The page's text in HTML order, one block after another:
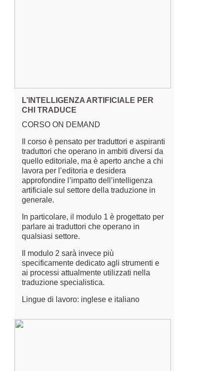
L’INTELLIGENZA ARTIFICIALE PER
CHI TRADUCE
CORSO ON DEMAND
Il corso è pensato per traduttori e aspiranti
traduttori che operano in ambiti diversi da
quello editoriale, ma è aperto anche a chi
lavora per l’editoria e desidera
approfondire l’impatto dell’intelligenza
artificiale sul settore della traduzione in
generale.
In particolare, il modulo 1 è progettato per
parlare ai traduttori che operano in
qualsiasi settore.
Il modulo 2 sarà invece più
specificamente dedicato agli strumenti e
ai processi attualmente utilizzati nella
traduzione specialistica.
Lingue di lavoro: inglese e italiano